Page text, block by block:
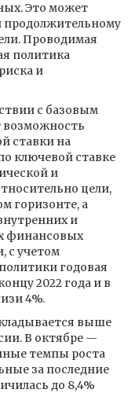
Это может
продолжительному
Проводимая
политика
и
с базовым
возможность
ставки на
ключевой ставке
и
цели,
горизонте, а
и
финансовых
с учетом
годовая
2022 года и в
4%.
выше
В октябре —
темпы роста
за последние
до 8,4%